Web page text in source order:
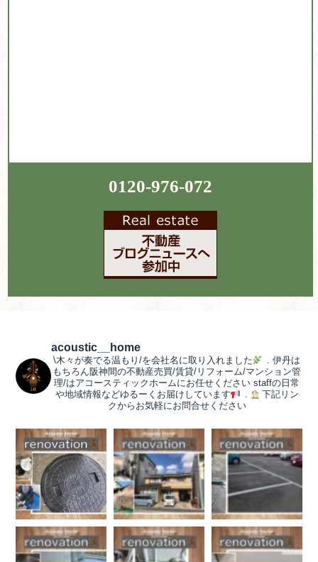
0120-976-072
acoustic__home
\木々が奏でる温もり/を会社名に取り入れました . 伊丹は
もちろん阪神間の不動産売買/賃貸/リフォーム/マンション管
理/はアコースティックホームにお任せください staffの日常
や地域情報などゆるーくお届けしています
.
下記リン
クからお気軽にお問合せください